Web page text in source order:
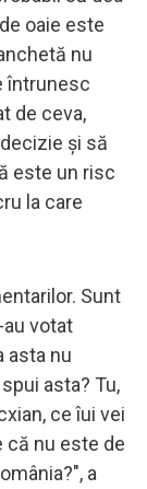
oaie este
nu
întrunesc
de ceva,
şi să
este un risc
la care
Sunt
votat
asta nu
asta? Tu,
ce îui vei
că nu este de
a